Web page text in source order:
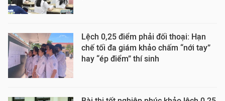
Lệch 0,25 điểm phải đối thoại: Hạn
chế tối đa giám khảo chấm “nới tay”
hay “ép điểm” thí sinh